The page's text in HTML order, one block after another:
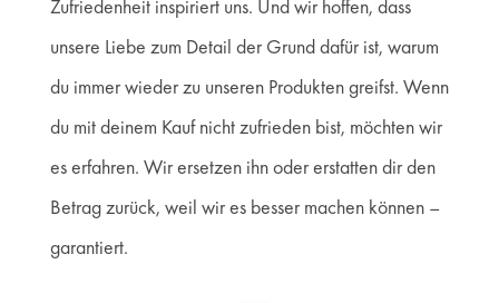
Zufriedenheit inspiriert uns. Und wir hoffen, dass
unsere Liebe zum Detail der Grund dafür ist, warum
du immer wieder zu unseren Produkten greifst. Wenn
du mit deinem Kauf nicht zufrieden bist, möchten wir
es erfahren. Wir ersetzen ihn oder erstatten dir den
Betrag zurück, weil wir es besser machen können –
garantiert.